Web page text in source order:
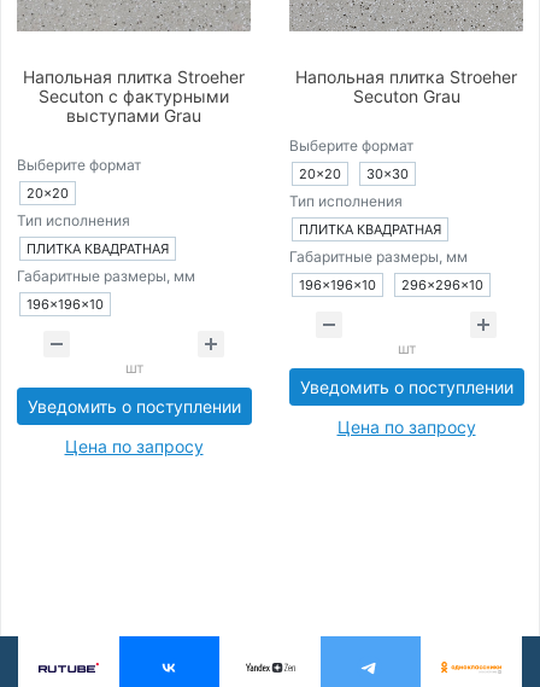
Напольная плитка Stroeher
Secuton с фактурными
выступами Grau
Выберите формат
20×20
Тип исполнения
ПЛИТКА КВАДРАТНАЯ
Габаритные размеры, мм
196×196×10
шт
Уведомить о поступлении
Цена по запросу
Напольная плитка Stroeher
Secuton Grau
Выберите формат
20×20 30×30
Тип исполнения
ПЛИТКА КВАДРАТНАЯ
Габаритные размеры, мм
196×196×10 296×296×10
шт
Уведомить о поступлении
Цена по запросу